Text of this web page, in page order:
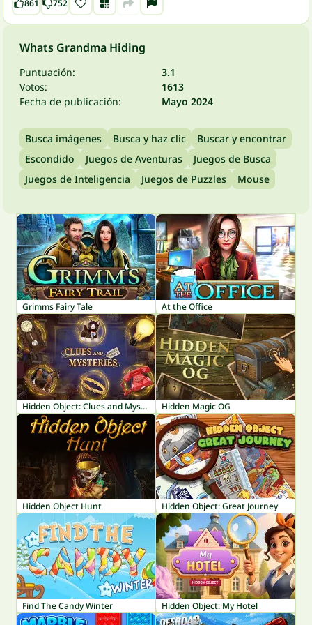
861 752
Whats Grandma Hiding
Puntuación:
3.1
Votos:
1613
Fecha de publicación:
Mayo 2024
Busca imágenes Busca y haz clic
Buscar y encontrar
Escondido
Juegos de Aventuras
Juegos de Busca
Juegos de Inteligencia
Juegos de Puzzles Mouse
Grimms Fairy Tale At the Office
Hidden Object: Clues and Mysteries Hidden Magic OG
Hidden Object Hunt Hidden Object: Great Journey
Find The Candy Winter Hidden Object: My Hotel